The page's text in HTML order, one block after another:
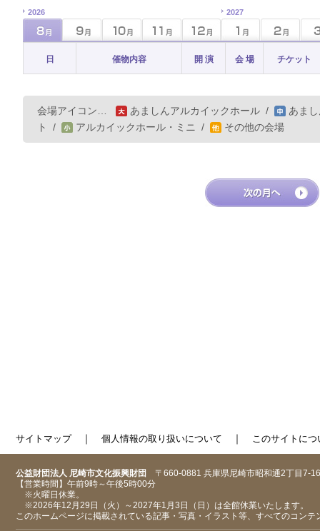
2026 2027
日 催物内容 開 演 会 場 チケット
会場アイコン… あましんアルカイックホール /
あま
ト
/ アルカイックホール・ミニ / その他の会場
サイトマップ｜ 個人情報の取り扱いについて ｜ このサイトにつ
公益財団法人 尼崎市文化振興財団 〒660-0881 兵庫県尼崎市昭和通2丁目7-16
【営業時間】午前9時～午後5時00分
※火曜日休業。
※2026年12月29日（火）～2027年1月3日（日）は全館休業いたします。
このホームページに掲載されている記事・写真・イラスト等、すべてのコン